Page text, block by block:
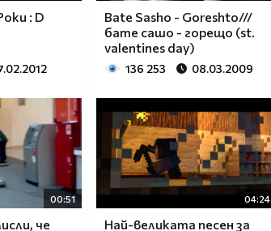
: D
Bate Sasho - Goreshto///
бате сашо - горещо (st.
valentines day)
136 253 08.03.2009
00:51
че
04:24
Най-великата песен за